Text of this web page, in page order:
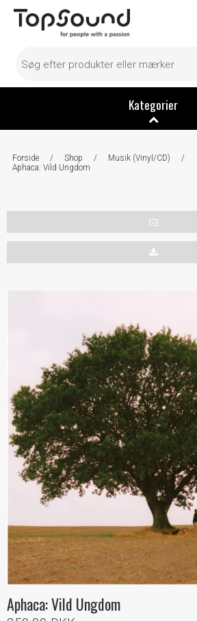
Kategorier
Forside / Shop / Musik (Vinyl/CD)
/
Aphaca: Vild Ungdom
Aphaca: Vild Ungdom